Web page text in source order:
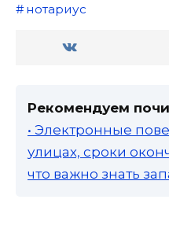
нотариус
Рекомендуем
• Электронные
улицах, сроки
что важно знать